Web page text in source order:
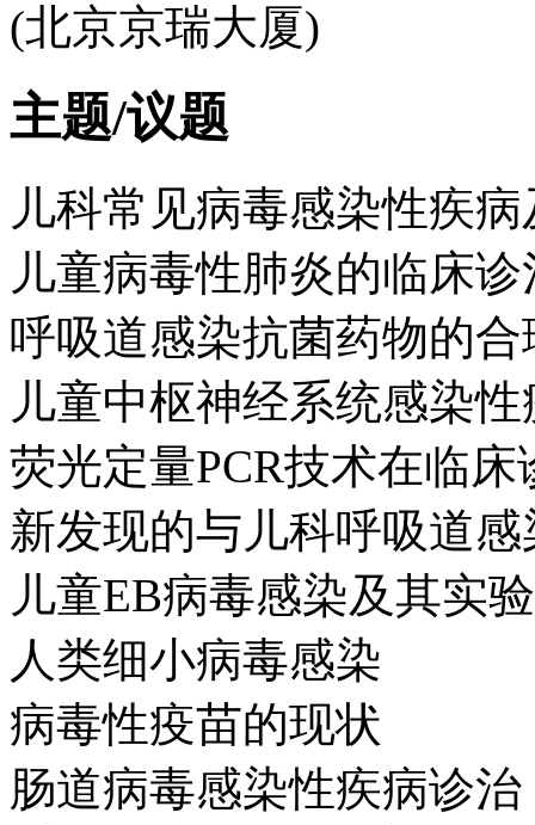
(北京京瑞大厦)
主题/议题
儿科常见病毒感染性疾
儿童病毒性肺炎的临床诊
呼吸道感染抗菌药物的合
儿童中枢神经系统感染
荧光定量PCR技术在临
新发现的与儿科呼吸道
儿童EB病毒感染及其实
人类细小病毒感染
病毒性疫苗的现状
肠道病毒感染性疾病诊治